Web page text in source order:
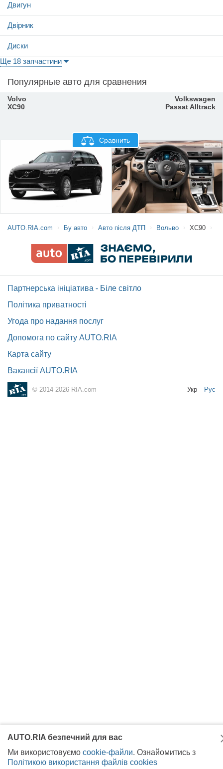
Двигун
Двірник
Диски
Ще 18 запчастини
Популярные авто для сравнения
Volvo
XC90
Volkswagen
Passat Alltrack
Сравнить
AUTO.RIA.com Бу авто Авто після ДТП Вольво ХС90
Партнерська ініціатива - Біле світло
Політика приватності
Угода про надання послуг
Допомога по сайту AUTO.RIA
Карта сайту
Вакансії AUTO.RIA
© 2014-2026 RIA.com Укр Рус
AUTO.RIA безпечний для вас
Ми використовуємо cookie-файли. Ознайомитись з
Політикою використання файлів cookies